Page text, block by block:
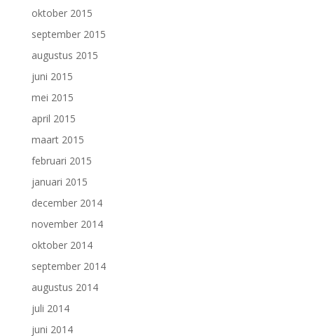
oktober 2015
september 2015
augustus 2015
juni 2015
mei 2015
april 2015
maart 2015
februari 2015
januari 2015
december 2014
november 2014
oktober 2014
september 2014
augustus 2014
juli 2014
juni 2014